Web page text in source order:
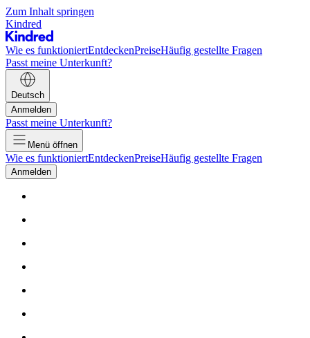
Zum Inhalt springen
Kindred
Wie es funktioniertEntdeckenPreiseHäufig gestellte Fragen
Passt meine Unterkunft?
Deutsch
Anmelden
Passt meine Unterkunft?
Menü öffnen
Wie es funktioniertEntdeckenPreiseHäufig gestellte Fragen
Anmelden